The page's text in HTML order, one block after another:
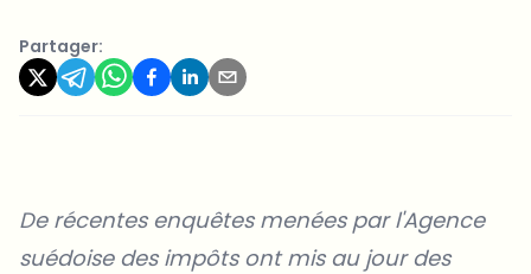
Partager:
De récentes enquêtes menées par l'Agence
suédoise des impôts ont mis au jour des